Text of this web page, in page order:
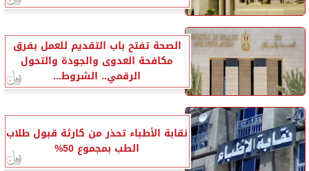
الصحة تفتح باب التقديم للعمل بفرق
مكافحة العدوى والجودة والتحول
الرقمي.. الشروط...
نقابة الأطباء تحذر من كارثة قبول طلاب
الطب بمجموع 50%